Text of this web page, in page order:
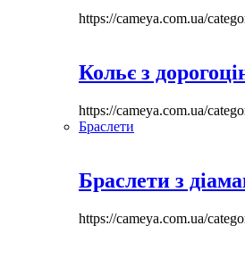
https://cameya.com.ua/
Кольє з
https://cameya.com.ua/
Браслети
Браслети з
https://cameya.com.ua/